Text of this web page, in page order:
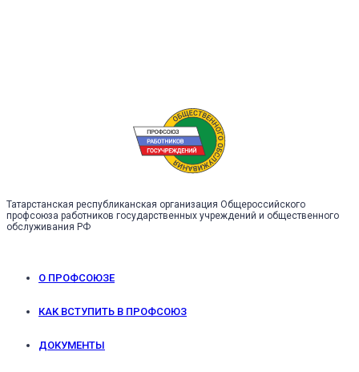
Татарстанская республиканская организация Общероссийского
профсоюза работников государственных учреждений и общественного
обслуживания РФ
О ПРОФСОЮЗЕ
КАК ВСТУПИТЬ В ПРОФСОЮЗ
ДОКУМЕНТЫ